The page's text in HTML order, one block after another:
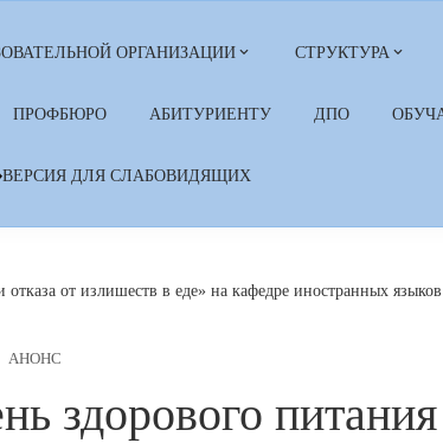
ОРГАНИЗАЦИИ СТРУКТУРА
ПРОФБЮРО АБИТУРИЕНТУ ДПО
ВЕРСИЯ ДЛЯ СЛАБОВИДЯЩИХ
отказа от излишеств в еде» на кафедре иностранных
АНОНС
здорового питания